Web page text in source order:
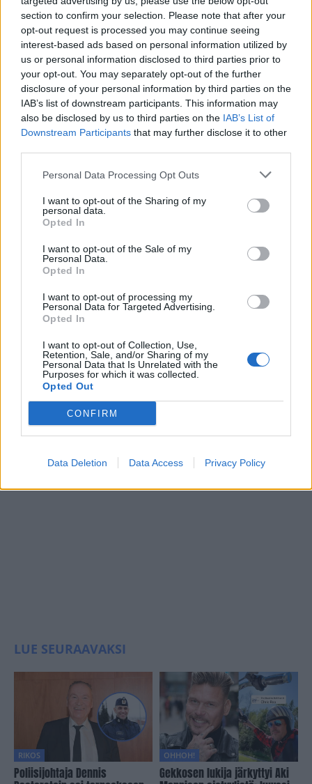
section to confirm your selection. Please note that after your
opt-out request is processed you may continue seeing
interest-based ads based on personal information utilized by
us or personal information disclosed to third parties prior to
your opt-out. You may separately opt-out of the further
disclosure of your personal information by third parties on the
IAB’s list of downstream participants. This information may
also be disclosed by us to third parties on the IAB’s List of
Downstream Participants that may further disclose it to other
Personal Data Processing Opt Outs
I want to opt-out of the Sharing of my
personal data.
Opted In
I want to opt-out of the Sale of my
Personal Data.
Opted In
I want to opt-out of processing my
Personal Data for Targeted Advertising.
Opted In
I want to opt-out of Collection, Use,
Retention, Sale, and/or Sharing of my
Personal Data that Is Unrelated with the
Purposes for which it was collected.
Opted Out
CONFIRM
Data Deletion Data Access Privacy Policy
KOMMENTTI
matti paaso
tuonhan on tienny jokkainen normi järjellä varustettu immeinen
non kaunhimpiakin
LUE SEURAAVAKSI
RIKOS
Poliisijohtaja Dennis
OHHOH!
Gekkosen lukija järkyttyi Aki